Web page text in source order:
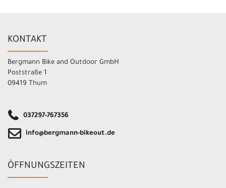
KONTAKT
Bergmann Bike and Outdoor GmbH
Poststraße 1
09419 Thum
037297-767356
info@bergmann-bikeout.de
ÖFFNUNGSZEITEN